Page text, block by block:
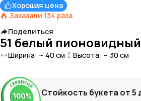
Хорошая цена
Заказали 134 раза
Поделиться
51 белый
Ширина: ~ 40 см Высота: ~ 30 см
Стойкость букета от5